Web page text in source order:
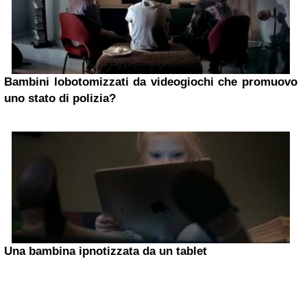
Bambini lobotomizzati da videogiochi che promuovo
uno stato di polizia?
Una bambina ipnotizzata da un tablet